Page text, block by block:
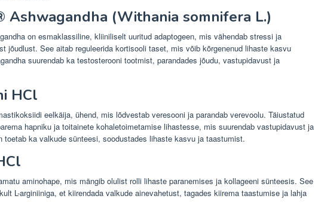
Ashwagandha (Withania somnifera L.)
on esmaklassiline, kliiniliselt uuritud adaptogeen, mis vähendab stressi ja
jõudlust. See aitab reguleerida kortisooli taset, mis võib kõrgenenud lihaste kasvu
suurendab ka testosterooni tootmist, parandades jõudu, vastupidavust ja
HCl
eelkäija, ühend, mis lõdvestab veresooni ja parandab verevoolu. Täiustatud
hapniku ja toitainete kohaletoimetamise lihastesse, mis suurendab vastupidavust ja
toetab ka valkude sünteesi, soodustades lihaste kasvu ja taastumist.
aminohape, mis mängib olulist rolli lihaste paranemises ja kollageeni sünteesis. See
L-arginiiniga, et kiirendada valkude ainevahetust, tagades kiirema taastumise ja lahja